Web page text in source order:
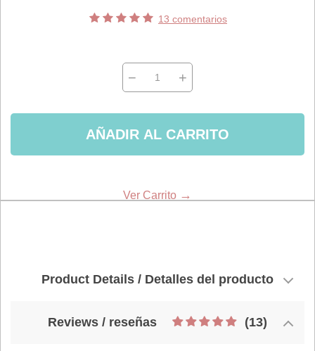
13 comentarios
− +
AÑADIR AL CARRITO
Ver Carrito →
Product Details / Detalles del producto
Reviews / reseñas (13)